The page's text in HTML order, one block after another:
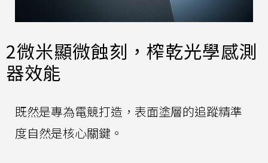
2微米顯微蝕刻，榨乾光學感測
器效能
既然是專為電競打造，表面塗層的追蹤精準
度自然是核心關鍵。